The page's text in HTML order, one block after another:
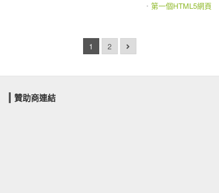
第一個HTML5網頁
1 2
贊助商連結